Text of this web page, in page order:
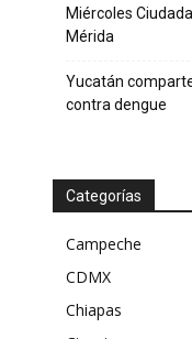
Miércoles
Mérida
Yucatán
contra dengue
Categorías
Campeche
CDMX
Chiapas